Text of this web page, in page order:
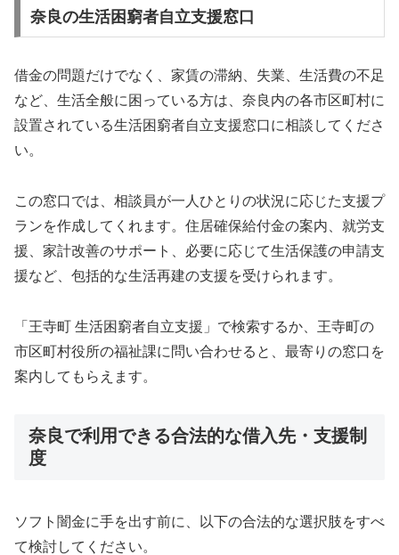
奈良の生活困窮者自立支援窓口
借金の問題だけでなく、家賃の滞納、失業、生活費の不足
など、生活全般に困っている方は、奈良内の各市区町村に
設置されている生活困窮者自立支援窓口に相談してくださ
い。
この窓口では、相談員が一人ひとりの状況に応じた支援プ
ランを作成してくれます。住居確保給付金の案内、就労支
援、家計改善のサポート、必要に応じて生活保護の申請支
援など、包括的な生活再建の支援を受けられます。
「王寺町 生活困窮者自立支援」で検索するか、王寺町の
市区町村役所の福祉課に問い合わせると、最寄りの窓口を
案内してもらえます。
奈良で利用できる合法的な借入先・支援制
度
ソフト闇金に手を出す前に、以下の合法的な選択肢をすべ
て検討してください。